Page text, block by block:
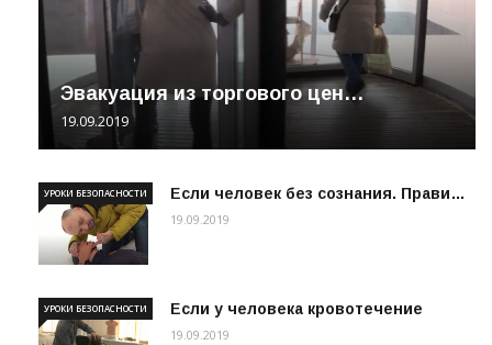
Эвакуация из торгового цен…
19.09.2019
Если человек без сознания. Прави…
УРОКИ БЕЗОПАСНОСТИ
19.09.2019
Если у человека кровотечение
УРОКИ БЕЗОПАСНОСТИ
19.09.2019